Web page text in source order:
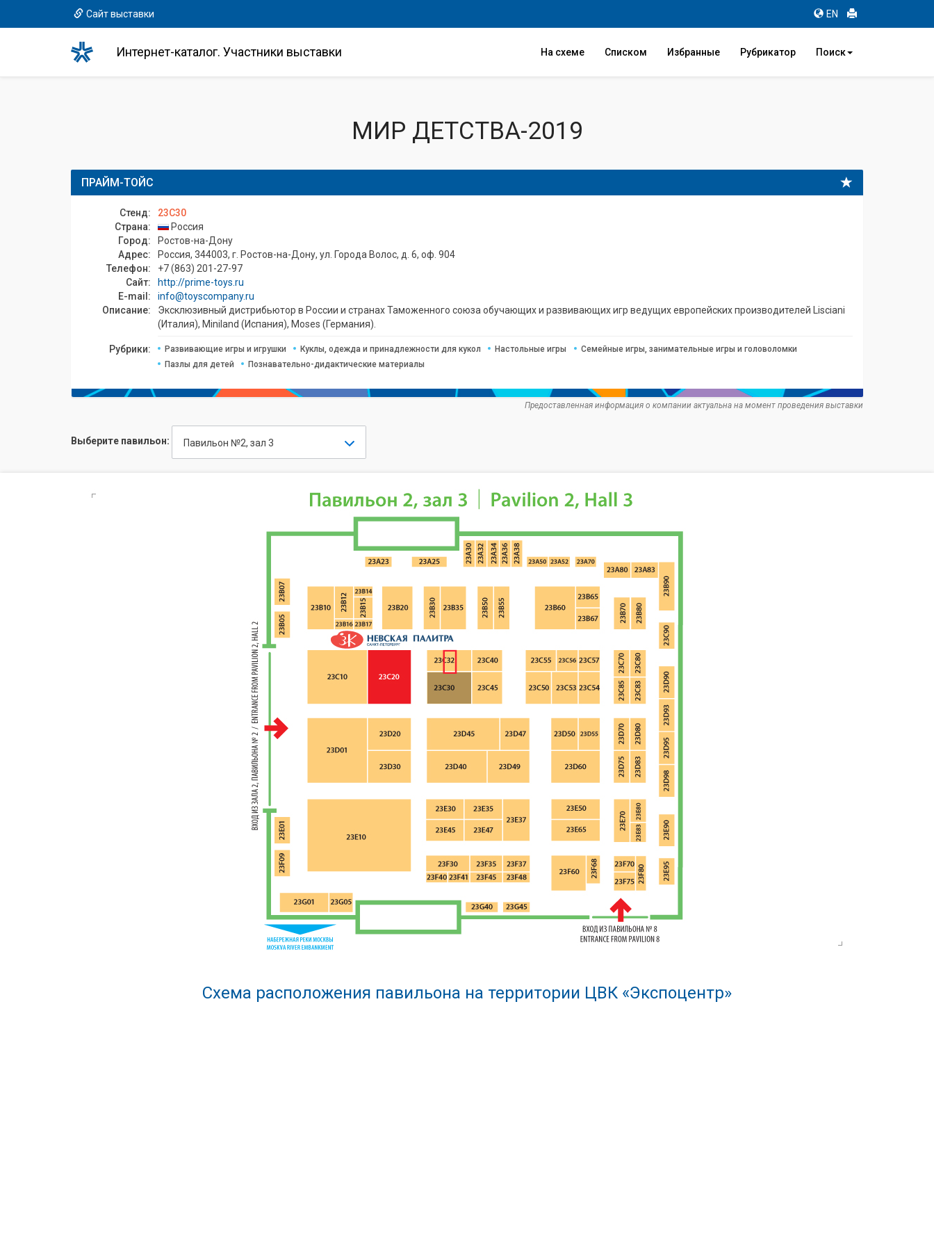
Сайт выставки EN
Интернет-каталог. Участники выставки На схеме Списком Избранные Рубрикатор Поиск
МИР ДЕТСТВА-2019
ПРАЙМ-ТОЙС
Стенд:
23C30
Страна:
Россия
Город:
Ростов-на-Дону
Адрес:
Россия, 344003, г. Ростов-на-Дону, ул. Города Волос, д. 6, оф. 904
Телефон:
+7 (863) 201-27-97
Сайт:
http://prime-toys.ru
E-mail:
info@toyscompany.ru
Описание:
Эксклюзивный дистрибьютор в России и странах Таможенного союза обучающих и развивающих игр ведущих европейских производителей Lisciani
(Италия), Miniland (Испания), Moses (Германия).
Рубрики: Развивающие игры и игрушки Куклы, одежда и принадлежности для кукол Настольные игры
Семейные игры, занимательные игры и головоломки
Пазлы для детей
Познавательно-дидактические материалы
Предоставленная информация о компании актуальна на момент проведения выставки
Выберите павильон: Павильон №2, зал 3
Схема расположения павильона на территории ЦВК «Экспоцентр»